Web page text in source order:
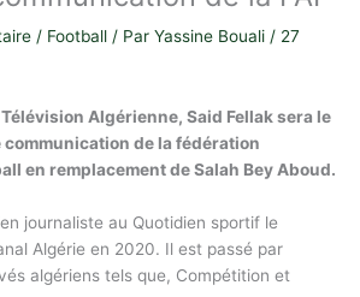
/ Football / Par Yassine Bouali / 27
Algérienne, Said Fellak sera le
de la fédération
en remplacement de Salah Bey Aboud.
journaliste au Quotidien sportif le
Algérie en 2020. Il est passé par
algériens tels que, Compétition et